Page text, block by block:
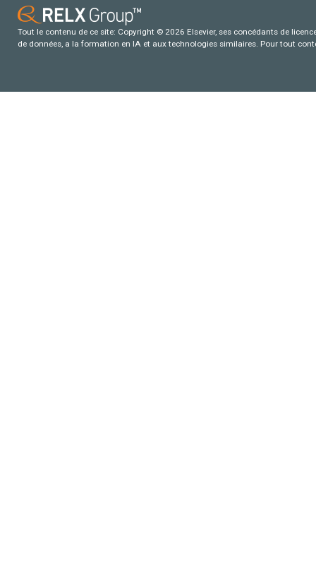
Tout le contenu de ce site: Copyright © 2026 Elsevier, ses concédants de
de données, a la formation en IA et aux technologies similaires. Pour tout